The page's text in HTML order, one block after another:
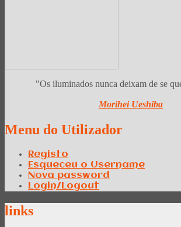
"Os iluminados nunca deixam de se
Morihei Ueshiba
Menu do Utilizador
Registo
Esqueceu o Username
Nova password
Login/Logout
links